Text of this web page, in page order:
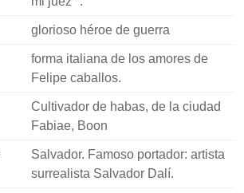
glorioso héroe de guerra
forma italiana de los amores de
Felipe caballos.
Cultivador de habas, de la ciudad
Fabiae, Boon
Salvador. Famoso portador: artista
surrealista Salvador Dalí.